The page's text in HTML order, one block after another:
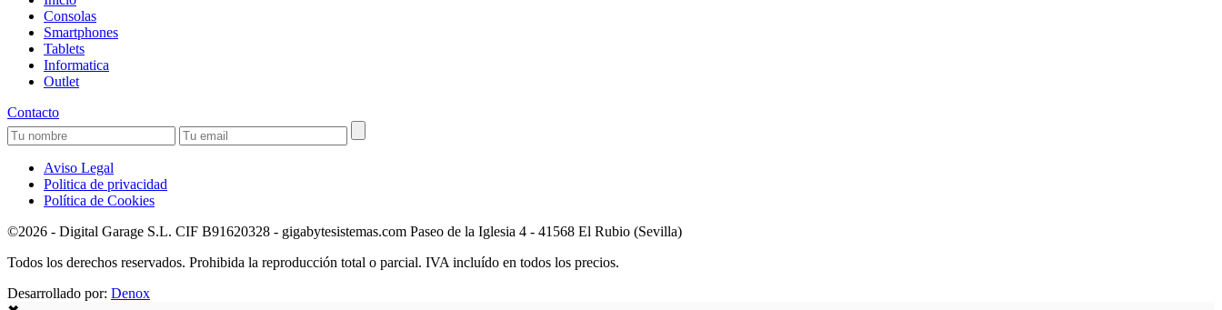
Consolas
Smartphones
Tablets
Informatica
Outlet
Contacto
Aviso Legal
Politica de privacidad
Política de Cookies
©2026 - Digital Garage S.L. CIF B91620328 - gigabytesistemas.com Paseo de la Iglesia 4 - 41568 El Rubio (Sevilla)
Todos los derechos reservados. Prohibida la reproducción total o parcial. IVA incluído en todos los precios.
Desarrollado por: Denox